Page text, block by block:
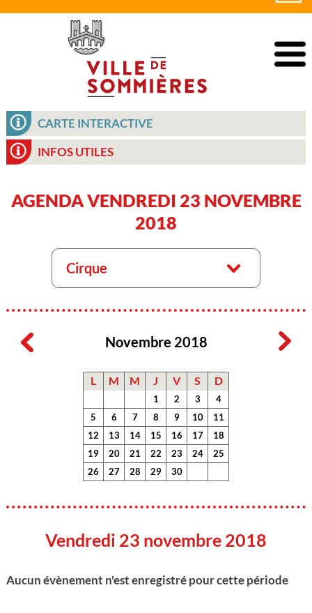
CARTE INTERACTIVE
INFOS UTILES
AGENDA VENDREDI 23 NOVEMBRE
2018
Cirque
Novembre 2018
L M M J V S D
1 2 3
4
5
6 7 8 9 10
11
12
13 14 15 16 17
18
19
20 21 22 23 24
25
26
27 28 29 30
Vendredi 23 novembre 2018
Aucun évènement n'est enregistré pour cette période